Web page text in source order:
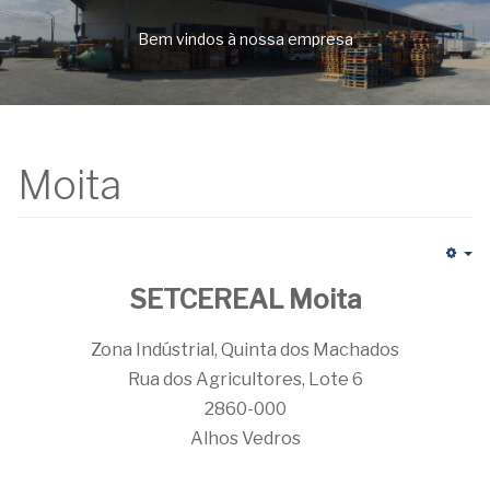
Bem vindos à nossa empresa
Moita
SETCEREAL Moita
Zona Indústrial, Quinta dos Machados
Rua dos Agricultores, Lote 6
2860-000
Alhos Vedros